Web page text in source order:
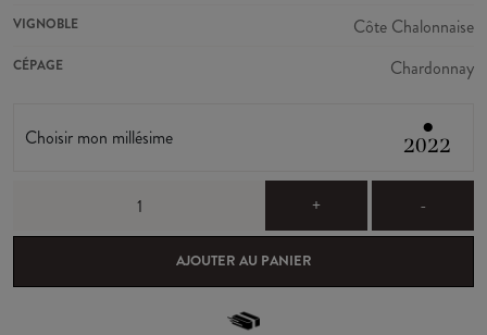
VIGNOBLE Côte Chalonnaise
CÉPAGE Chardonnay
Choisir mon millésime ●
2022
+ -
AJOUTER AU PANIER